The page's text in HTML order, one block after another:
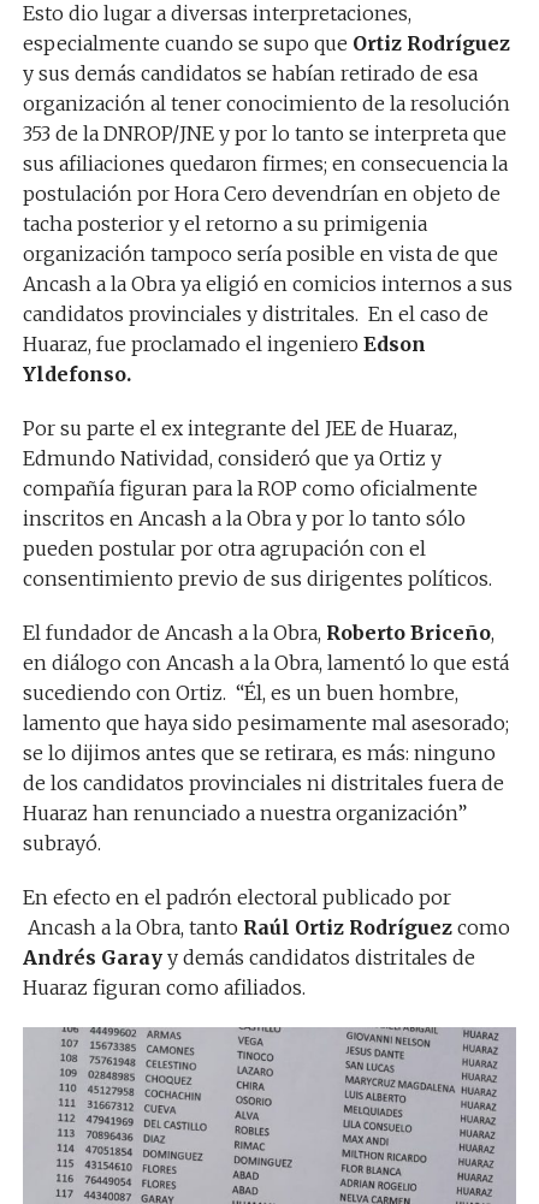
Esto dio lugar a diversas interpretaciones,
especialmente cuando se supo que Ortiz Rodríguez
y sus demás candidatos se habían retirado de esa
organización al tener conocimiento de la resolución
353 de la DNROP/JNE y por lo tanto se interpreta que
sus afiliaciones quedaron firmes; en consecuencia la
postulación por Hora Cero devendrían en objeto de
tacha posterior y el retorno a su primigenia
organización tampoco sería posible en vista de que
Ancash a la Obra ya eligió en comicios internos a sus
candidatos provinciales y distritales. En el caso de
Huaraz, fue proclamado el ingeniero Edson
Yldefonso.
Por su parte el ex integrante del JEE de Huaraz,
Edmundo Natividad, consideró que ya Ortiz y
compañía figuran para la ROP como oficialmente
inscritos en Ancash a la Obra y por lo tanto sólo
pueden postular por otra agrupación con el
consentimiento previo de sus dirigentes políticos.
El fundador de Ancash a la Obra, Roberto Briceño,
en diálogo con Ancash a la Obra, lamentó lo que está
sucediendo con Ortiz. “Él, es un buen hombre,
lamento que haya sido pesimamente mal asesorado;
se lo dijimos antes que se retirara, es más: ninguno
de los candidatos provinciales ni distritales fuera de
Huaraz han renunciado a nuestra organización”
subrayó.
En efecto en el padrón electoral publicado por
Ancash a la Obra, tanto Raúl Ortiz Rodríguezcomo
Andrés Garayy demás candidatos distritales de
Huaraz figuran como afiliados.